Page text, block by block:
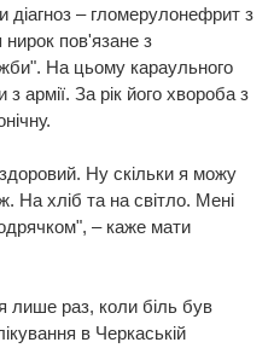
діагноз – гломерулонефрит з
пов'язане з
На цьому караульного
армії. За рік його хвороба з
Ну скільки я можу
На хліб та на світло. Мені
– каже мати
лише раз, коли біль був
в Черкаській